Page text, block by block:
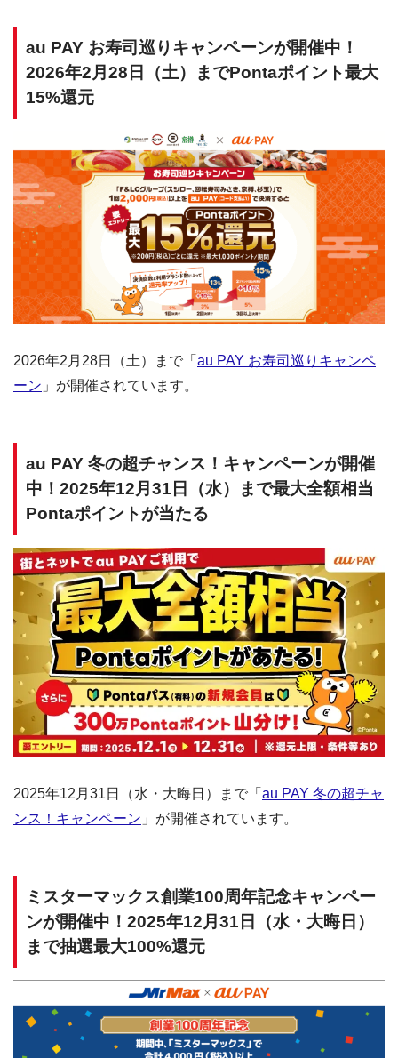
au PAY お寿司巡りキャンペーンが開催中！
2026年2月28日（土）までPontaポイント最大
15%還元
2026年2月28日（土）まで「 au PAY お寿司巡りキャンペ
ーン 」が開催されています。
au PAY 冬の超チャンス！キャンペーンが開催
中！2025年12月31日（水）まで最大全額相当
Pontaポイントが当たる
2025年12月31日（水・大晦日）まで「 au PAY 冬の超チャ
ンス！キャンペーン 」が開催されています。
ミスターマックス創業100周年記念キャンペー
ンが開催中！2025年12月31日（水・大晦日）
まで抽選最大100%還元